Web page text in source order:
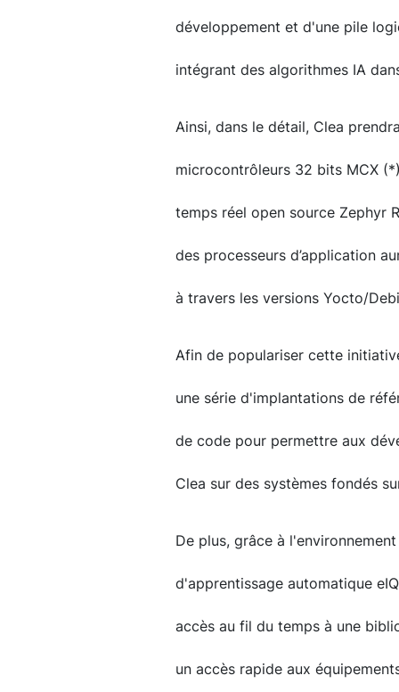
développement et d'une pile
intégrant des algorithmes IA
Ainsi, dans le détail, Clea
microcontrôleurs 32 bits MCX
temps réel open source Zephyr
des processeurs d’application
à travers les versions Yocto/
Afin de populariser cette
une série d'implantations de
de code pour permettre aux
Clea sur des systèmes fondés
De plus, grâce à
d'apprentissage automatique
accès au fil du temps à une
un accès rapide aux